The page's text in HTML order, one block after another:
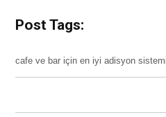
Post Tags:
cafe ve bar için en iyi adisyon sistemi